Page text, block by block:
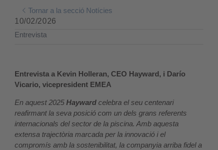
Tornar a la secció Notícies
10/02/2026
Entrevista
Entrevista a Kevin Holleran, CEO Hayward, i Darío
Vicario, vicepresident EMEA
En aquest 2025 Hayward celebra el seu centenari
reafirmant la seva posició com un dels grans referents
internacionals del sector de la piscina. Amb aquesta
extensa trajectòria marcada per la innovació i el
compromís amb la sostenibilitat, la companyia arriba fidel a